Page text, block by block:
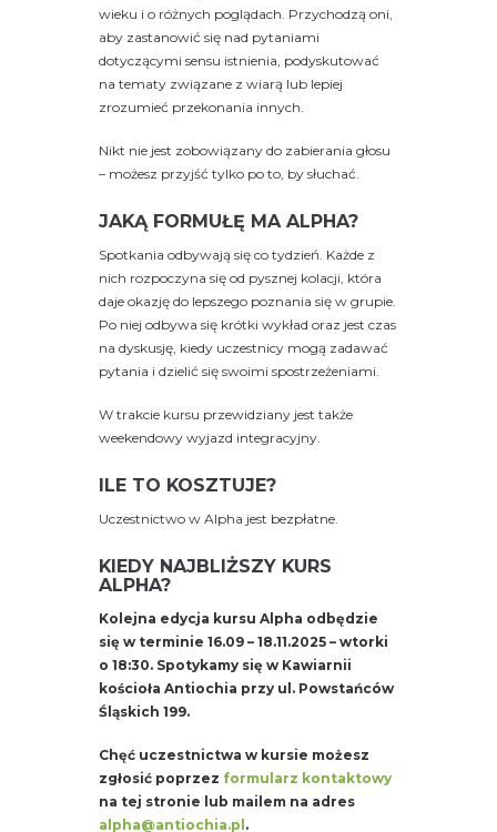
wieku i o różnych poglądach. Przychodzą oni,
aby zastanowić się nad pytaniami
dotyczącymi sensu istnienia, podyskutować
na tematy związane z wiarą lub lepiej
zrozumieć przekonania innych.
Nikt nie jest zobowiązany do zabierania głosu
– możesz przyjść tylko po to, by słuchać.
JAKĄ FORMUŁĘ MA ALPHA?
Spotkania odbywają się co tydzień. Każde z
nich rozpoczyna się od pysznej kolacji, która
daje okazję do lepszego poznania się w grupie.
Po niej odbywa się krótki wykład oraz jest czas
na dyskusję, kiedy uczestnicy mogą zadawać
pytania i dzielić się swoimi spostrzeżeniami.
W trakcie kursu przewidziany jest także
weekendowy wyjazd integracyjny.
ILE TO KOSZTUJE?
Uczestnictwo w Alpha jest bezpłatne.
KIEDY NAJBLIŻSZY KURS
ALPHA?
Kolejna edycja kursu Alpha odbędzie
się w terminie 16.09 – 18.11.2025 – wtorki
o 18:30. Spotykamy się w Kawiarnii
kościoła Antiochia przy ul. Powstańców
Śląskich 199.
Chęć uczestnictwa w kursie możesz
zgłosić poprzez formularz kontaktowy
na tej stronie lub mailem na adres
alpha@antiochia.pl .